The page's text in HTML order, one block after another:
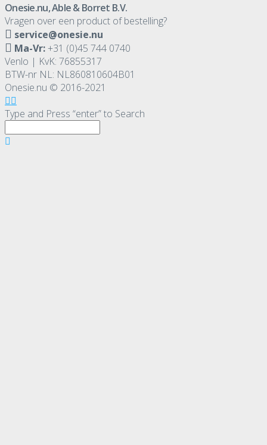
Onesie.nu, Able & Borret B.V.
Vragen over een product of bestelling?
service@onesie.nu
Ma-Vr:+31 (0)45 744 0740
Venlo | KvK: 76855317
BTW-nr NL: NL860810604B01
Onesie.nu © 2016-2021
Type and Press “enter” to Search